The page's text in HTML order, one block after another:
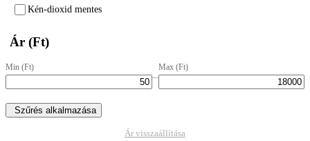
Kén-dioxid mentes
Ár (Ft)
Min (Ft)
–
Max (Ft)
Szűrés alkalmazása
Ár visszaállítása